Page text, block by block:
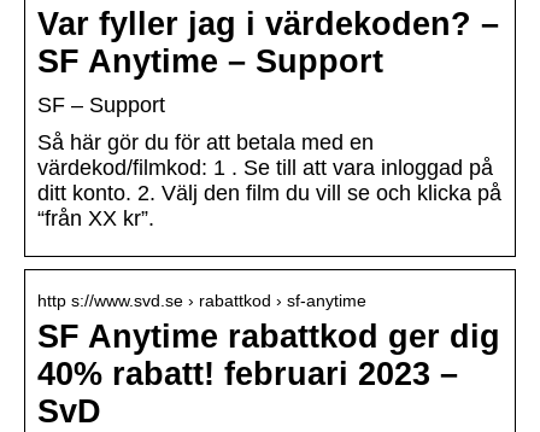
Var fyller jag i värdekoden? –
SF Anytime – Support
SF – Support
Så här gör du för att betala med en
värdekod/filmkod: 1 . Se till att vara inloggad på
ditt konto. 2. Välj den film du vill se och klicka på
“från XX kr”.
http s://www.svd.se › rabattkod › sf-anytime
SF Anytime rabattkod ger dig
40% rabatt! februari 2023 –
SvD